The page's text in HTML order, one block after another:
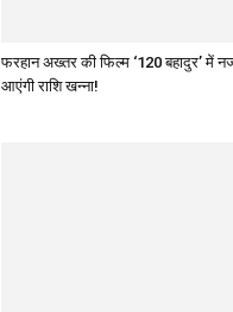
फरहान अख्तर की फिल्म ‘120 बहादुर’ में
आएंगी राशि खन्ना!